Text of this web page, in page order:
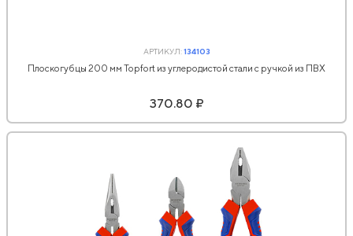
АРТИКУЛ:134103
Плоскогубцы 200 мм Topfort из углеродистой стали с ручкой из ПВХ
370.80 ₽